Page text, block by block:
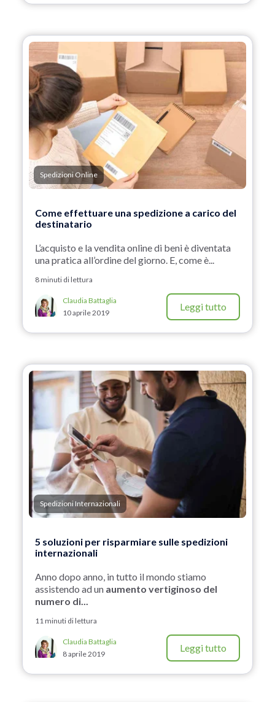
Spedizioni Online
Come effettuare una spedizione a carico del
destinatario
L’acquisto e la vendita online di beni è diventata
una pratica all’ordine del giorno. E, come è...
8 minuti di lettura
Claudia Battaglia
10 aprile 2019
Leggi tutto
Spedizioni Internazionali
5 soluzioni per risparmiare sulle spedizioni
internazionali
Anno dopo anno, in tutto il mondo stiamo
assistendo ad un aumento vertiginoso del
numero di...
11 minuti di lettura
Claudia Battaglia
8 aprile 2019
Leggi tutto